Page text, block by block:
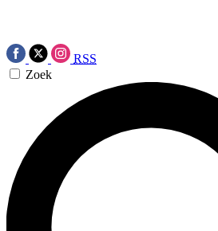
RSS
Zoek